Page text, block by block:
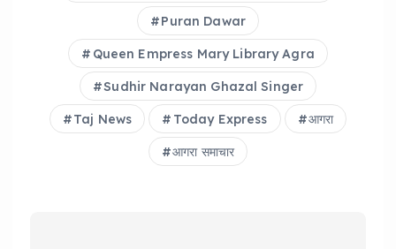
Puran Dawar
Queen Empress Mary Library Agra
Sudhir Narayan Ghazal Singer
Taj News Today Express आगरा
आगरा समाचार